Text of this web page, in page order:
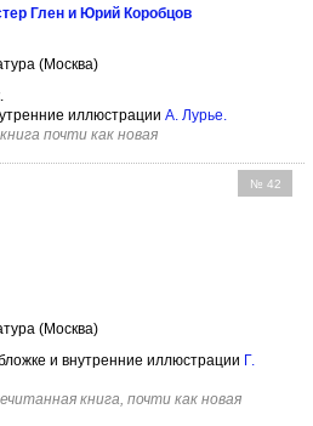
Глен и Юрий Коробцов
(Москва)
иллюстрации А. Лурье.
почти как новая
№ 42
(Москва)
и внутренние иллюстрации Г.
книга, почти как новая